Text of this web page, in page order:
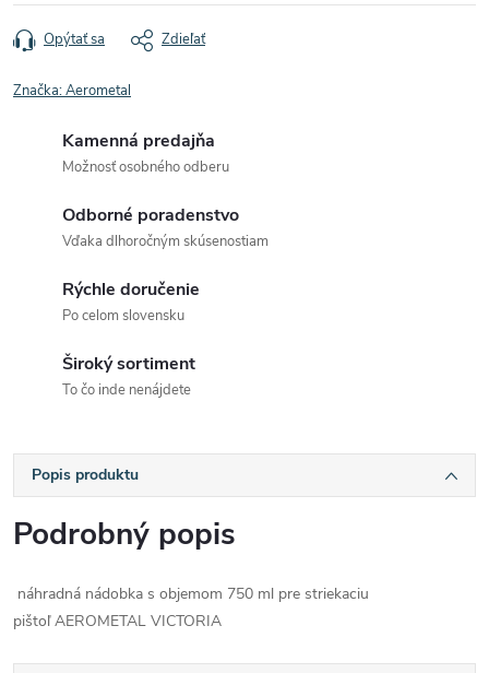
Opýtať sa Zdieľať
Značka:Aerometal
Kamenná predajňa
Možnosť osobného odberu
Odborné poradenstvo
Vďaka dlhoročným skúsenostiam
Rýchle doručenie
Po celom slovensku
Široký sortiment
To čo inde nenájdete
Popis produktu
Podrobný popis
náhradná nádobka s objemom 750 ml pre striekaciu
pištoľ AEROMETAL VICTORIA